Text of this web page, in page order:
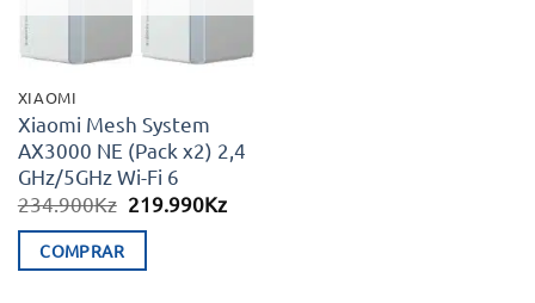
XIAOMI
Xiaomi Mesh System
AX3000 NE (Pack x2) 2,4
GHz/5GHz Wi-Fi 6
234.900Kz O
era:
219.990KzO
COMPRAR